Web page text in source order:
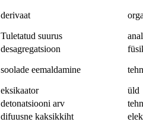
derivaat
Tuletatud suurus
desagregatsioon
soolade eemaldamine
eksikaator
üld
detonatsiooni arv
difuusne kaksikkiht